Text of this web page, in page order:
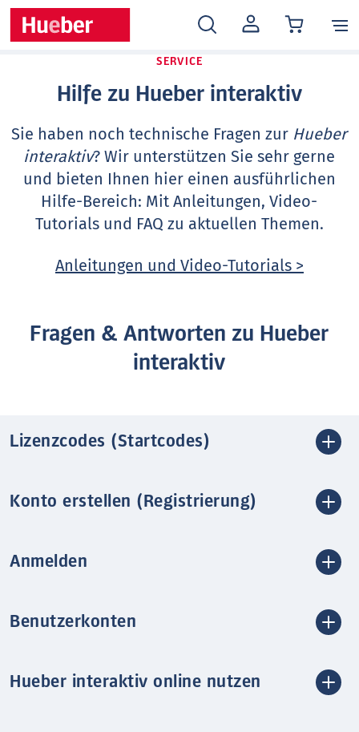
MEIN
KONTO
SERVICE
Hilfe zu Hueber interaktiv
Sie haben noch technische Fragen zur Hueber
interaktiv? Wir unterstützen Sie sehr gerne
und bieten Ihnen hier einen ausführlichen
Hilfe-Bereich: Mit Anleitungen, Video-
Tutorials und FAQ zu aktuellen Themen.
Anleitungen und Video-Tutorials >
Fragen & Antworten zu Hueber
interaktiv
Lizenzcodes (Startcodes)
Konto erstellen (Registrierung)
Anmelden
Benutzerkonten
Hueber interaktiv online nutzen